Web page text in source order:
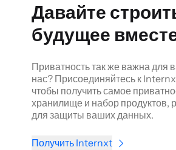
Давайте
будущее
Приватность так же важна для
нас? Присоединяйтесь к
чтобы получить самое
хранилище и набор продуктов,
для защиты ваших данных.
Получить Internxt